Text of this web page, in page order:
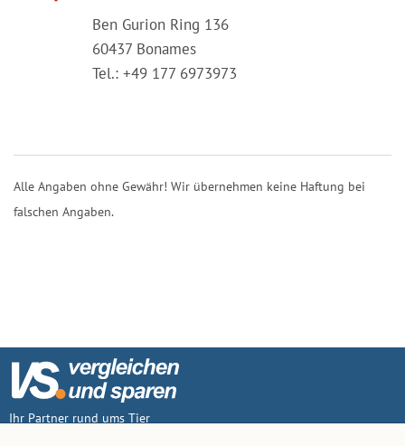
Ben Gurion Ring 136
60437 Bonames
Tel.: +49 177 6973973
Alle Angaben ohne Gewähr! Wir übernehmen keine Haftung bei
falschen Angaben.
Ihr Partner rund ums Tier